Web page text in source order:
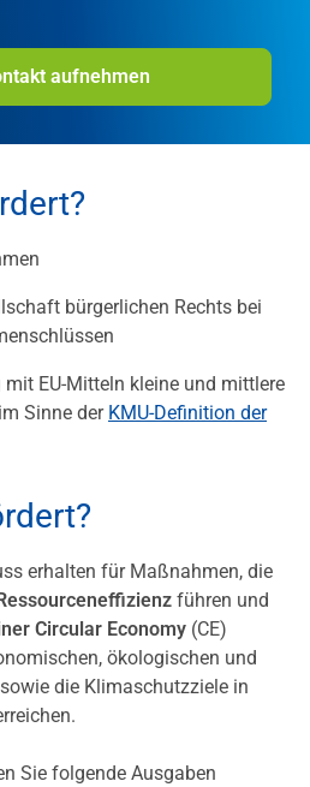
aufnehmen
bürgerlichen Rechts bei
EU-Mitteln kleine und mittlere
Sinne der KMU-Definition der
erhalten für Maßnahmen, die
führen und
Circular Economy (CE)
ökologischen und
die Klimaschutzziele in
Sie folgende Ausgaben